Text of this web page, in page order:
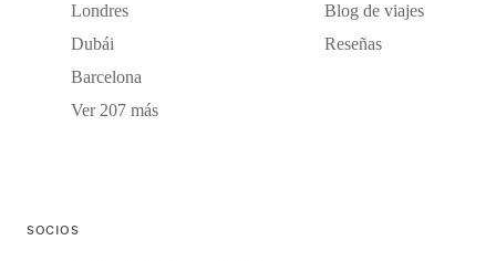
Londres
Dubái
Barcelona
Ver 207 más
Blog de viajes
Reseñas
SOCIOS